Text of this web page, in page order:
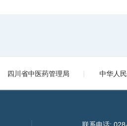
四川省中医药管理局 中华人